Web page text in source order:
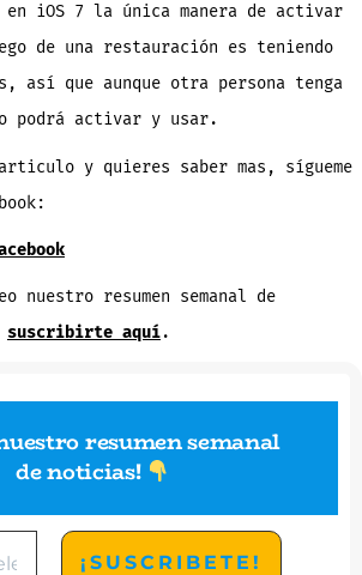
en iOS 7 la única manera de activar
de una restauración es teniendo
así que aunque otra persona tenga
podrá activar y usar.
y quieres saber mas, sígueme
nuestro resumen semanal de
suscribirte aquí.
resumen semanal
de noticias!